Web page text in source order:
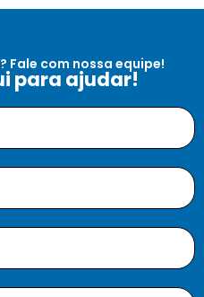
Fale com nossa equipe!
para ajudar!